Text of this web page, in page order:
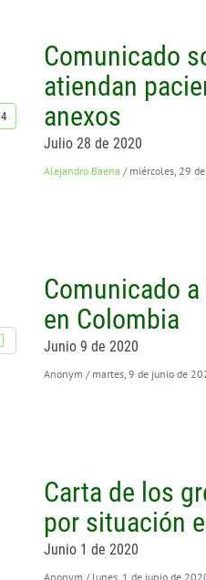
4
Comunicado
atiendan
anexos
Julio 28 de 2020
Alejandro Baena / miércoles, 29
Comunicado
en Colombia
Junio 9 de 2020
Anonym / martes, 9 de junio de
Carta de los
por situación
Junio 1 de 2020
Anonym / lunes, 1 de junio de